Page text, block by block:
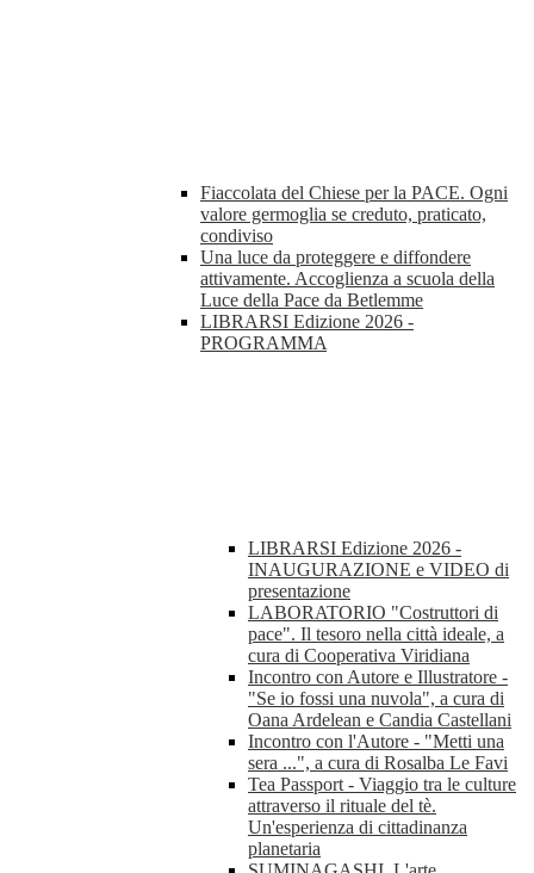
Fiaccolata del Chiese per la PACE. Ogni
valore germoglia se creduto, praticato,
condiviso
Una luce da proteggere e diffondere
attivamente. Accoglienza a scuola della
Luce della Pace da Betlemme
LIBRARSI Edizione 2026 -
PROGRAMMA
LIBRARSI Edizione 2026 -
INAUGURAZIONE e VIDEO di
presentazione
LABORATORIO "Costruttori di
pace". Il tesoro nella città ideale, a
cura di Cooperativa Viridiana
Incontro con Autore e Illustratore -
"Se io fossi una nuvola", a cura di
Oana Ardelean e Candia Castellani
Incontro con l'Autore - "Metti una
sera ...", a cura di Rosalba Le Favi
Tea Passport - Viaggio tra le culture
attraverso il rituale del tè.
Un'esperienza di cittadinanza
planetaria